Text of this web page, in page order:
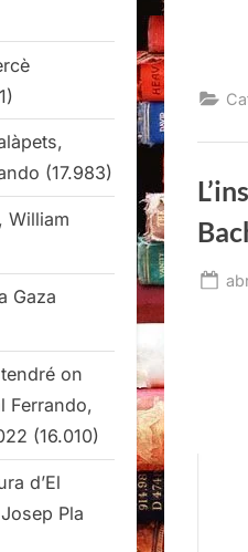
(17.983)
William
Gaza
on
Ferrando,
(16.010)
d’El
Pla